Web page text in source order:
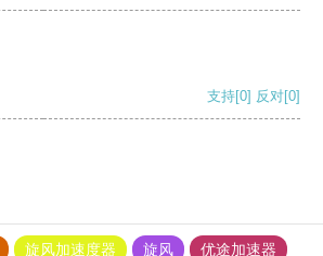
支持[0] 反对[0]
旋风加速度器 旋风 优途加速器